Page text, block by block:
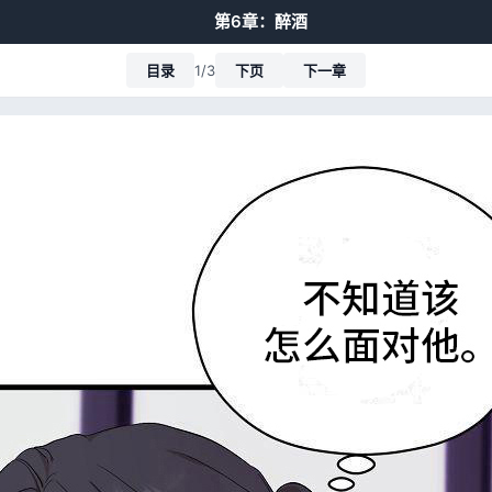
第6章：醉酒
目录 1/3 下页 下一章